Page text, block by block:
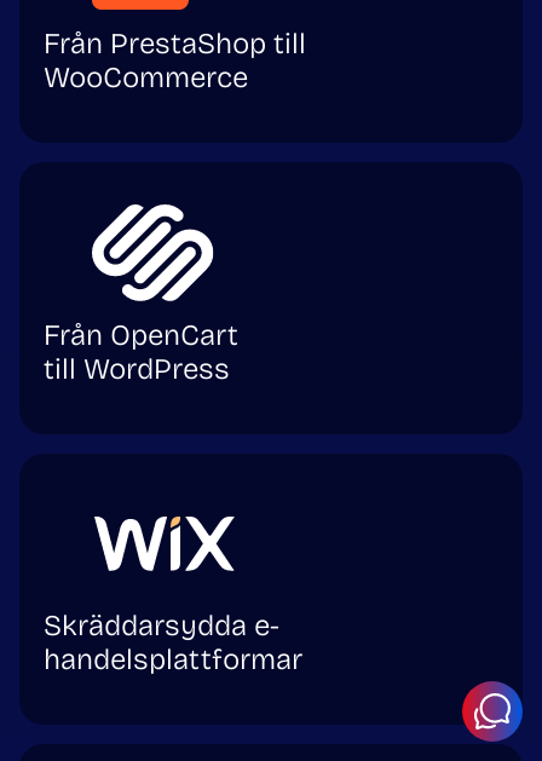
Från PrestaShop till
WooCommerce
Från OpenCart
till WordPress
Skräddarsydda e-
handelsplattformar